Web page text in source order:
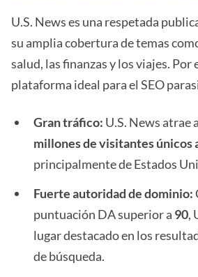
U.S. News es una respetada
su amplia cobertura de temas
salud, las finanzas y los viajes. Por
plataforma ideal para el SEO
Gran tráfico: U.S. News atrae
millones de visitantes únicos
principalmente de Estados
Fuerte autoridad de dominio:
puntuación DA superior a 90,
lugar destacado en los
de búsqueda.